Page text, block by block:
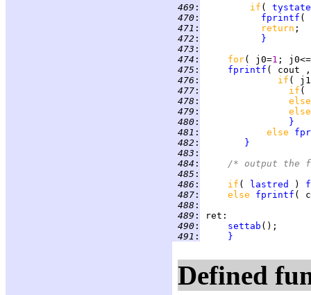
469 : if ( tystate
470 : fprintf (
471 : return
472 :
}
473 :
474 : for( j0=1 ; j0<=
475 : fprintf ( cout
476 : if (
477 : if (
478 :
479 :
480 :
}
481 : else
482 :
}
483 :
484 :
/* output the
485 :
486 : if ( lastred )
487 : else fprintf (
488 :
489 : ret
490 : settab
491 : }
Defined